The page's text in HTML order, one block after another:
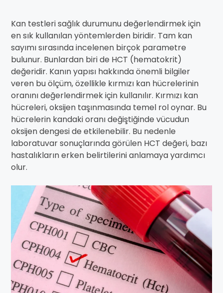
Kan testleri sağlık durumunu değerlendirmek için
en sık kullanılan yöntemlerden biridir. Tam kan
sayımı sırasında incelenen birçok parametre
bulunur. Bunlardan biri de HCT (hematokrit)
değeridir. Kanın yapısı hakkında önemli bilgiler
veren bu ölçüm, özellikle kırmızı kan hücrelerinin
oranını değerlendirmek için kullanılır. Kırmızı kan
hücreleri, oksijen taşınmasında temel rol oynar. Bu
hücrelerin kandaki oranı değiştiğinde vücudun
oksijen dengesi de etkilenebilir. Bu nedenle
laboratuvar sonuçlarında görülen HCT değeri, bazı
hastalıkların erken belirtilerini anlamaya yardımcı
olur.